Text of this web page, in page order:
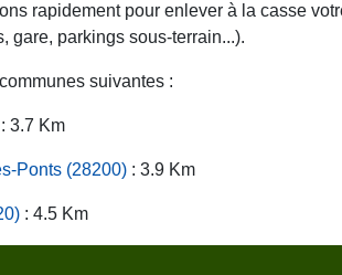
rapidement pour enlever à la casse
gare, parkings sous-terrain...).
suivantes :
: 3.7 Km
Ponts (28200) : 3.9 Km
: 4.5 Km